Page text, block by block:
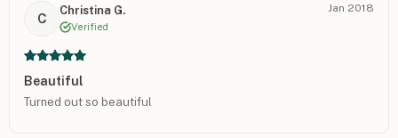
C
Christina G.
Verified
Jan 2018
Beautiful
Turned out so beautiful